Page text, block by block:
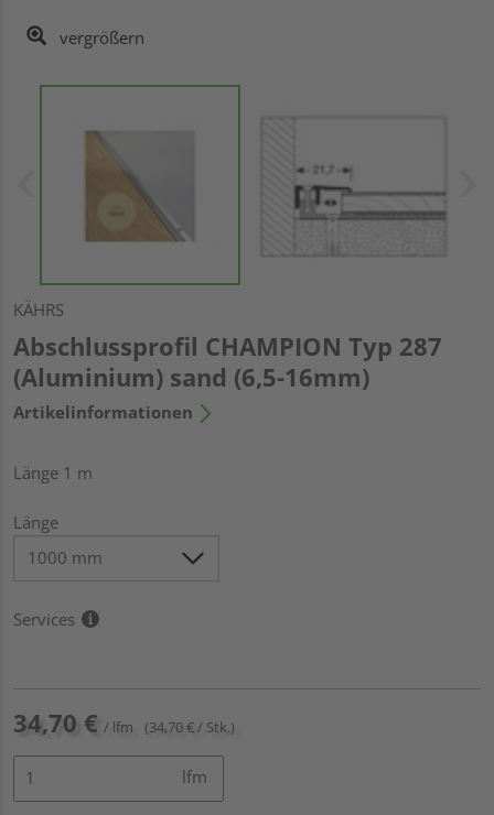
vergrößern
KÄHRS
Abschlussprofil CHAMPION Typ 287
(Aluminium) sand (6,5-16mm)
Artikelinformationen
Länge 1 m
Länge
Services
34,70 € / lfm (34,70 € / Stk.)
lfm